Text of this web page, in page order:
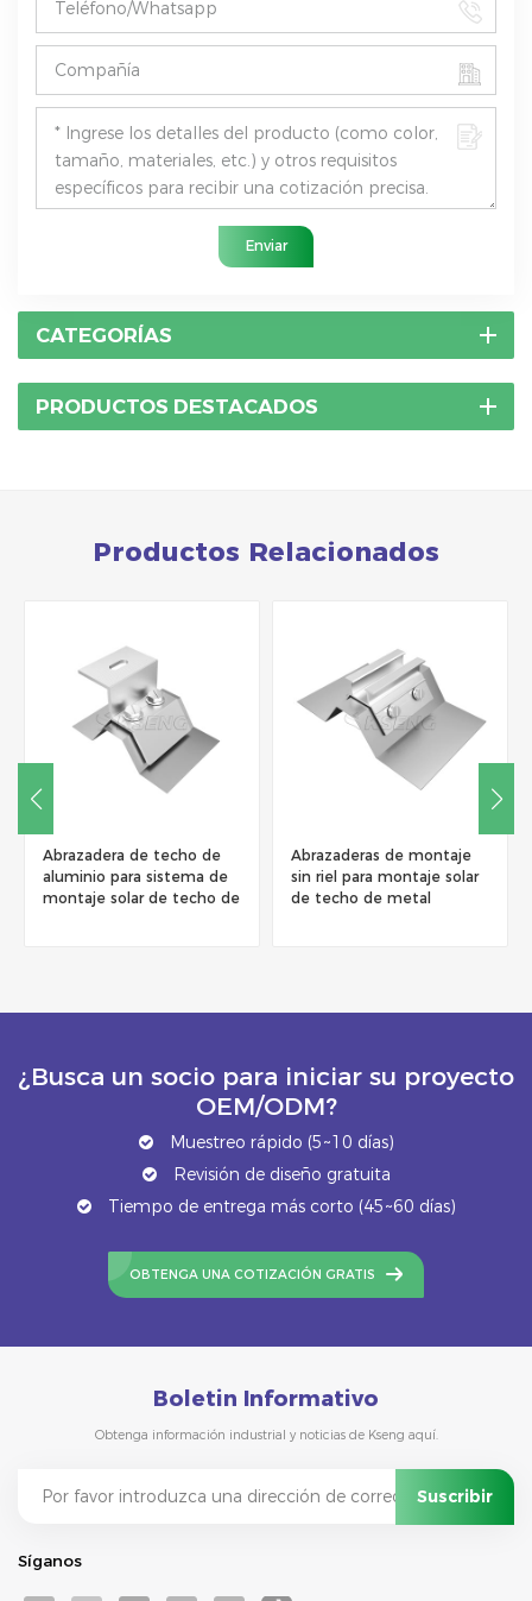
Enviar
CATEGORÍAS
PRODUCTOS DESTACADOS
Productos Relacionados
de techo de
para sistema de
solar de techo de
Abrazaderas de montaje
sin riel para montaje solar
de techo de metal
¿Busca un socio para iniciar su proyecto
OEM/ODM?
Muestreo rápido (5~10 días)
Revisión de diseño gratuita
Tiempo de entrega más corto (45~60 días)
OBTENGA UNA COTIZACIÓN GRATIS
Boletin Informativo
Obtenga información industrial y noticias de Kseng aquí.
Síganos